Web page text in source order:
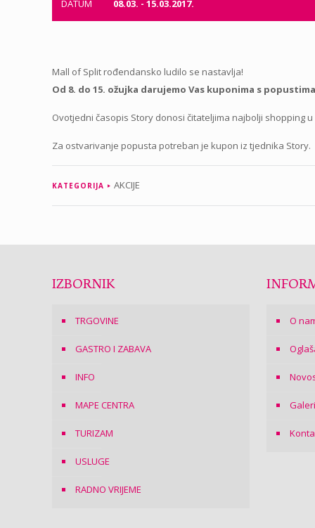
DATUM 08.03. - 15.03.2017.
Mall of Split rođendansko ludilo se nastavlja!
Od 8. do 15. ožujka darujemo Vas kuponima s
Ovotjedni časopis Story donosi čitateljima najbolji shopping
Za ostvarivanje popusta potreban je kupon iz tjednika Story.
KATEGORIJA AKCIJE
IZBORNIK
TRGOVINE
GASTRO I ZABAVA
INFO
MAPE CENTRA
TURIZAM
USLUGE
RADNO VRIJEME
O